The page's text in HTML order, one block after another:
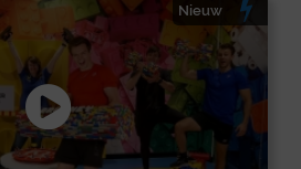
Nieuw